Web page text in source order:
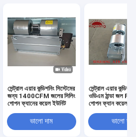
সেন্ট্রাল এয়ার কন্ডিশনিং সিস্টেমের
জন্য 1400CFM জলের সিলিং
গোপন ফ্যানের কয়েল ইউনিট
ভালো দাম
সেন্ট্রাল এয়ার
ওডিএম ঠান্ডা জল
গোপন ফ্যান কয়েল
ভালো দাম